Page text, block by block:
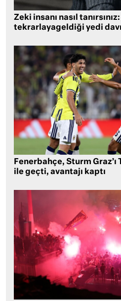
Zeki insanı nasıl
tekrarlayageldiği yedi
Fenerbahçe, Sturm
ile geçti, avantajı kaptı